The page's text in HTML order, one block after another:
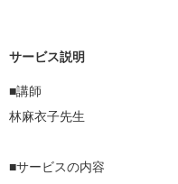
サービス説明
■講師
林麻衣子先生
■サービスの内容